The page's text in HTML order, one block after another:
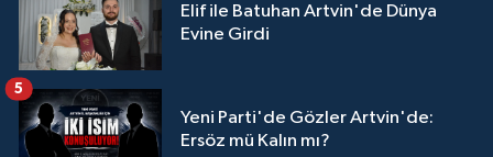
Elif ile Batuhan Artvin'de Dünya
Evine Girdi
Yeni Parti'de Gözler Artvin'de:
Ersöz mü Kalın mı?
5